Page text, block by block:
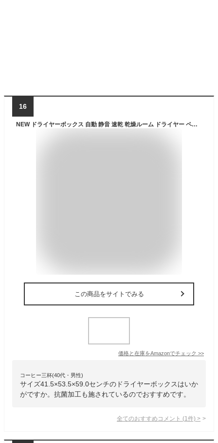
16
NEW ドライヤーボックス 自動 静音 速乾 乾燥ルーム ドライヤー ペットドライヤー ペット乾燥ボックス ペット乾燥機 自動乾燥機 乾燥ルーム 乾燥ケース ペット 犬用 猫用 UVライト 除菌 抗菌 お手入れ簡単 ハウス ブロワー 強力 台風量 小型犬 おしゃれ ホワイト
この商品をサイトでみる
価格と在庫をAmazonでチェック >>
コーヒー三杯(40代・男性)
サイズ41.5×53.5×59.0センチのドライヤーボックスはいか
がですか。抗菌加工も施されているのでおすすめです。
全てのおすすめコメント (1 件) >